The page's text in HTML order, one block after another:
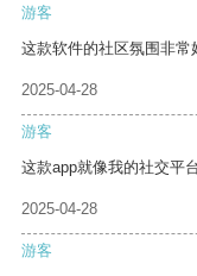
游客
这款软件的社区氛围非常
2025-04-28
游客
这款app就像我的社交平
2025-04-28
游客